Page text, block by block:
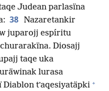
Judean parlasïna
38 Nazaretankir
juparojj espíritu
churarakïna. Diosajj
taqe uka
lurasa
tʼaqesiyatäpki +